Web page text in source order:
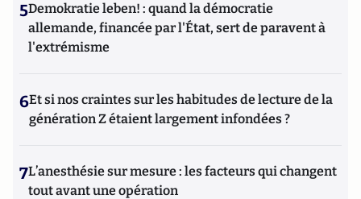
5Demokratie leben! : quand la démocratie
allemande, financée par l'État, sert de paravent à
l'extrémisme
6Et si nos craintes sur les habitudes de lecture de la
génération Z étaient largement infondées ?
7L’anesthésie sur mesure : les facteurs qui changent
tout avant une opération